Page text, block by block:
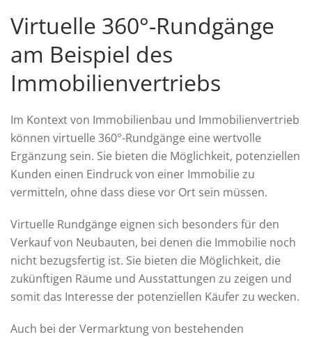
Virtuelle 360°-Rundgänge
am Beispiel des
Immobilienvertriebs
Im Kontext von Immobilienbau und Immobilienvertrieb
können virtuelle 360°-Rundgänge eine wertvolle
Ergänzung sein. Sie bieten die Möglichkeit, potenziellen
Kunden einen Eindruck von einer Immobilie zu
vermitteln, ohne dass diese vor Ort sein müssen.
Virtuelle Rundgänge eignen sich besonders für den
Verkauf von Neubauten, bei denen die Immobilie noch
nicht bezugsfertig ist. Sie bieten die Möglichkeit, die
zukünftigen Räume und Ausstattungen zu zeigen und
somit das Interesse der potenziellen Käufer zu wecken.
Auch bei der Vermarktung von bestehenden